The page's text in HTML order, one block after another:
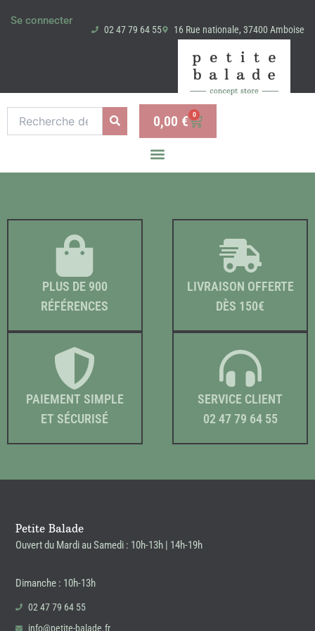
Se connecter
02 47 79 64 55 16 Rue nationale, 37400 Amboise
pour :
0,00 € 0
Panier
PLUS DE 900
RÉFÉRENCES
LIVRAISON OFFERTE
DÈS 150€
PAIEMENT SIMPLE
ET SÉCURISÉ
SERVICE CLIENT
02 47 79 64 55
Petite Balade
Ouvert du Mardi au Samedi : 10h-13h | 14h-19h
Dimanche : 10h-13h
02 47 79 64 55
info@petite-balade.fr